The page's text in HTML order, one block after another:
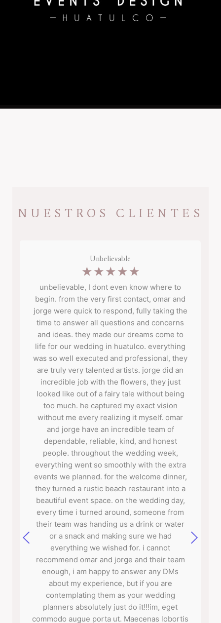
NUESTROS CLIENTES
Unbelievable
☆ ☆ ☆ ☆ ☆
unbelievable, I dont even know where to
begin. from the very first contact, omar and
jorge were quick to respond, fully taking the
time to answer all questions and concerns
and ideas. they made our dreams come to
life for our wedding in huatulco. everything
was so well executed and professional, they
are truly very talented artists. jorge did an
incredible job with the flowers, they just
looked like out of a fairy tale without being
too much. he captured my exact vision
without me every realizing it myself. omar
and jorge have an incredible team of
dependable, reliable, kind, and honest
people. throughout the wedding week,
everything went so smoothly with the extra
events we planned. for the welcome dinner,
they turned a rustic beach restaurant into a
beautiful event space. on the wedding day,
every time i turned around, someone from
their team was handing us a drink or water
or a snack and making sure we had
everything we wished for. i cannot
recommend omar and jorge and their team
enough, i am happy to answer any DMs
about my experience, but if you are
contemplating them as your wedding
planners absolutely just do it!!!im, eget
commodo augue porta ut. Maecenas lobortis